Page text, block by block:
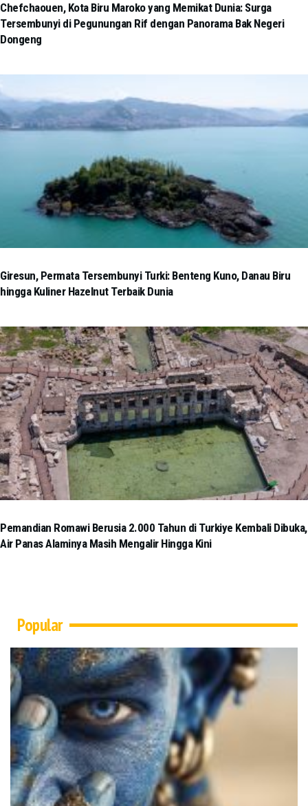
Chefchaouen, Kota Biru Maroko yang Memikat Dunia: Surga
Tersembunyi di Pegunungan Rif dengan Panorama Bak Negeri
Dongeng
Giresun, Permata Tersembunyi Turki: Benteng Kuno, Danau Biru
hingga Kuliner Hazelnut Terbaik Dunia
Pemandian Romawi Berusia 2.000 Tahun di Turkiye Kembali Dibuka,
Air Panas Alaminya Masih Mengalir Hingga Kini
Popular